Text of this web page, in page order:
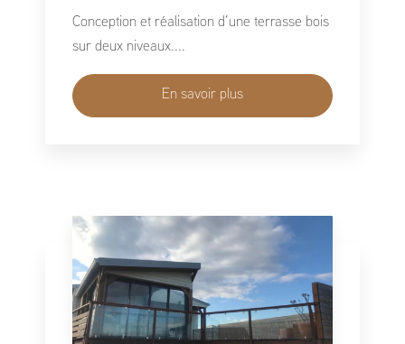
Conception et réalisation d’une terrasse bois
sur deux niveaux....
En savoir plus